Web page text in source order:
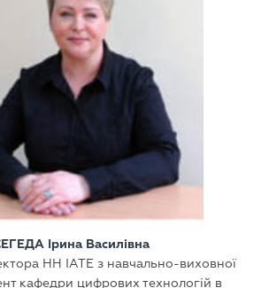
Ірина Василівна
НН ІАТЕ з навчально-виховної
кафедри цифрових технологій в